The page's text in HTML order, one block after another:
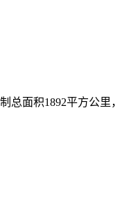
总面积1892平方公里